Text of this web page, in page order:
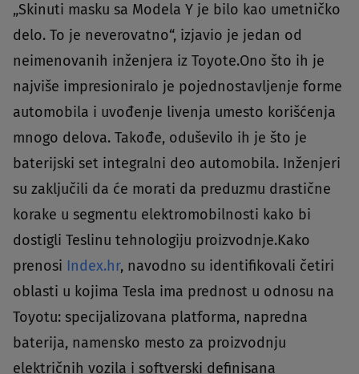
„Skinuti masku sa Modela Y je bilo kao umetničko
delo. To je neverovatno“, izjavio je jedan od
neimenovanih inženjera iz Toyote.Ono što ih je
najviše impresioniralo je pojednostavljenje forme
automobila i uvođenje livenja umesto korišćenja
mnogo delova. Takođe, oduševilo ih je što je
baterijski set integralni deo automobila. Inženjeri
su zaključili da će morati da preduzmu drastične
korake u segmentu elektromobilnosti kako bi
dostigli Teslinu tehnologiju proizvodnje.Kako
prenosi Index.hr, navodno su identifikovali četiri
oblasti u kojima Tesla ima prednost u odnosu na
Toyotu: specijalizovana platforma, napredna
baterija, namensko mesto za proizvodnju
električnih vozila i softverski definisana